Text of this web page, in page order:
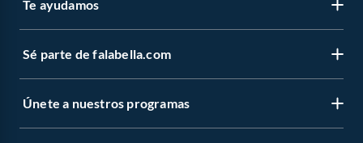
Te ayudamos
Sé parte de falabella.com
Únete a nuestros programas